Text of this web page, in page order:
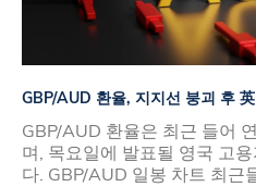
GBP/AUD 환율, 지지선 붕괴 후
GBP/AUD 환율은 최근 들어
며, 목요일에 발표될 영국 고
다. GBP/AUD 일봉 차트 최근